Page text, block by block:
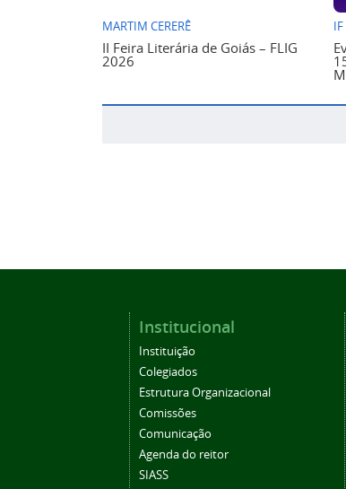
MARTIM CERERÊ
II Feira Literária de Goiás – FLIG
2026
Institucional
Instituição
Colegiados
Estrutura Organizacional
Comissões
Comunicação
Agenda do reitor
SIASS